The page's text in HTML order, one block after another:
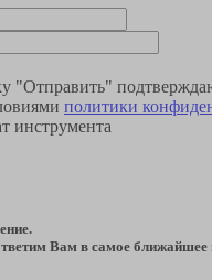
"Отправить"
политики
инструмента
Вам в самое ближайшее